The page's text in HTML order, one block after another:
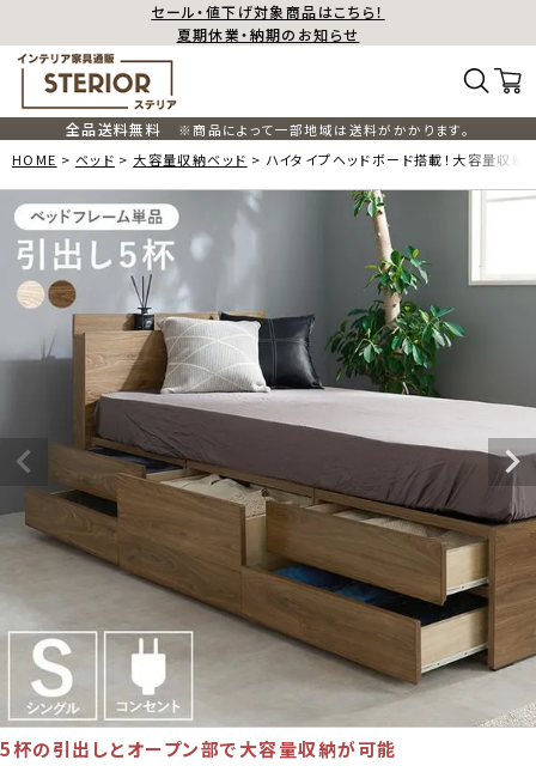
セール・値下げ対象商品はこちら！
夏期休業・納期のお知らせ
全品送料無料
※商品によって一部地域は送料がかかります。
HOME
ベッド 大容量収納ベッド ハイタイプヘッドボード搭載！大容量収納
5杯の引出しとオープン部で大容量収納が可能